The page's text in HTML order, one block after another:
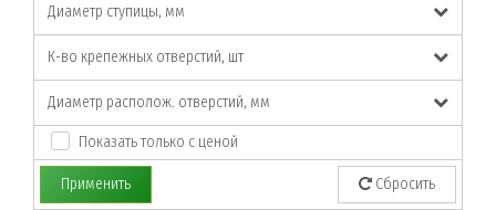
Диаметр ступицы, мм
К-во крепежных отверстий, шт
Диаметр располож. отверстий, мм
Показать только с ценой
Применить Сбросить